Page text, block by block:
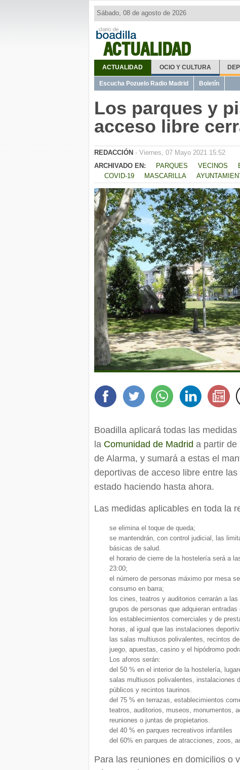
ACTUALIDAD
Sábado, 08 de agosto de 2026
ACTUALIDAD OCIO Y CULTURA
Escucha Pozuelo Radio Madrid Boletín
Los parques y
acceso libre
REDACCIÓN - Viernes, 07 Mayo 2021 15:52
ARCHIVADO EN:
PARQUES VECINOS
COVID-19
MASCARILLA
Boadilla aplicará todas las
la Comunidad de Madrid a partir de
de Alarma, y sumará a estas el
deportivas de acceso libre entre
estado haciendo hasta ahora.
Las medidas aplicables en toda la
se elimina el toque de queda;
se mantendrán, con control judicial, las
básicas de salud.
el horario de cierre de la hostelería será a
23:00;
el número de personas máximo por mesa
consumo en barra;
los cines, teatros y auditorios cerrarán a
grupos de personas que adquieran entradas
los establecimientos comerciales y de
horas, al igual que las instalaciones
las salas multiusos polivalentes, recintos
juego, apuestas, casino y el hipódromo
Los aforos serán:
del 50 % en el interior de la hostelería,
salas multiusos polivalentes, instalaciones
públicos y recintos taurinos.
del 75 % en terrazas, establecimientos
teatros, auditorios, museos, monumentos,
reuniones o juntas de propietarios.
del 40 % en parques recreativos infantiles
del 60% en parques de atracciones, zoos,
Para las reuniones en domicilios o